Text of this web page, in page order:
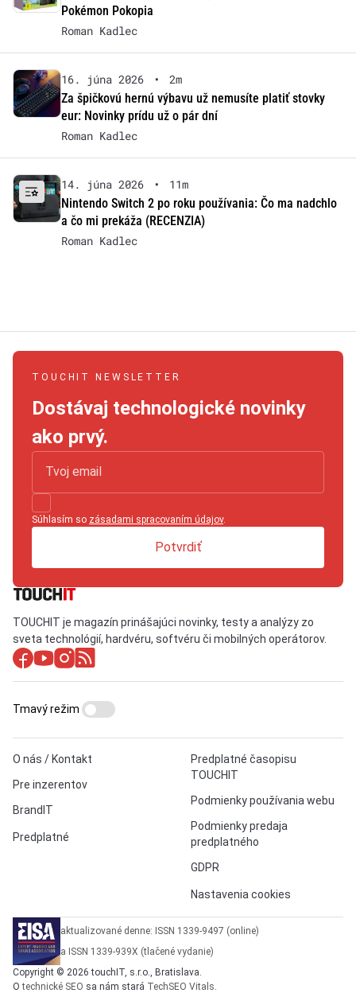
Pokémon Pokopia
Roman Kadlec
16. júna 2026 •
2m
Za špičkovú hernú výbavu už nemusíte platiť stovky
eur: Novinky prídu už o pár dní
Roman Kadlec
14. júna 2026 •
11m
Nintendo Switch 2 po roku používania: Čo ma nadchlo
a čo mi prekáža (RECENZIA)
Roman Kadlec
TOUCHIT NEWSLETTER
Dostávaj technologické novinky
ako prvý.
Súhlasím so zásadami spracovaním údajov.
Potvrdiť
TOUCHIT je magazín prinášajúci novinky, testy a analýzy zo
sveta technológií, hardvéru, softvéru či mobilných operátorov.
O nás / Kontakt
Pre inzerentov
BrandIT
Predplatné
Predplatné časopisu
TOUCHIT
Podmienky používania webu
Podmienky predaja
predplatného
GDPR
Nastavenia cookies
Tmavý režim
aktualizované denne: ISSN 1339-9497 (online)
a ISSN 1339-939X (tlačené vydanie)
Copyright © 2026 touchIT, s.r.o., Bratislava.
Otechnické SEO sa nám stará TechSEO Vitals